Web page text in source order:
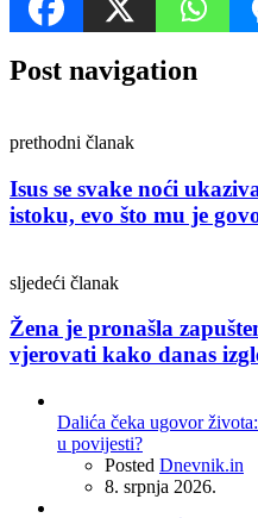
Post navigation
prethodni članak
Isus se svake noći
istoku, evo što mu je
sljedeći članak
Žena je pronašla
vjerovati kako danas
Dalića čeka ugovor
u povijesti?
Posted Dnevnik.in
8. srpnja 2026.